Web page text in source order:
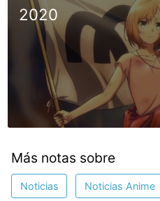
2020
Más notas sobre
Noticias Noticias Anime